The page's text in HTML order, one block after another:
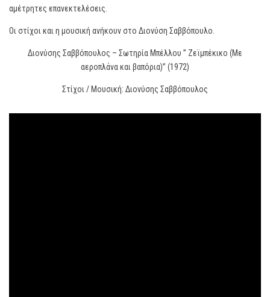
αμέτρητες επανεκτελέσεις.
Οι στίχοι και η μουσική ανήκουν στο Διονύση Σαββόπουλο.
Διονύσης Σαββόπουλος – Σωτηρία Μπέλλου ” Ζεϊμπέκικο (Με
αεροπλάνα και βαπόρια)” (1972)
Στίχοι / Μουσική: Διονύσης Σαββόπουλος